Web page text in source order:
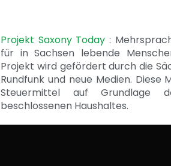
Projekt Saxony Today:
für in Sachsen lebende
Projekt wird gefördert durch die
Rundfunk und neue Medien.
Steuermittel auf Grundlage
beschlossenen Haushaltes.